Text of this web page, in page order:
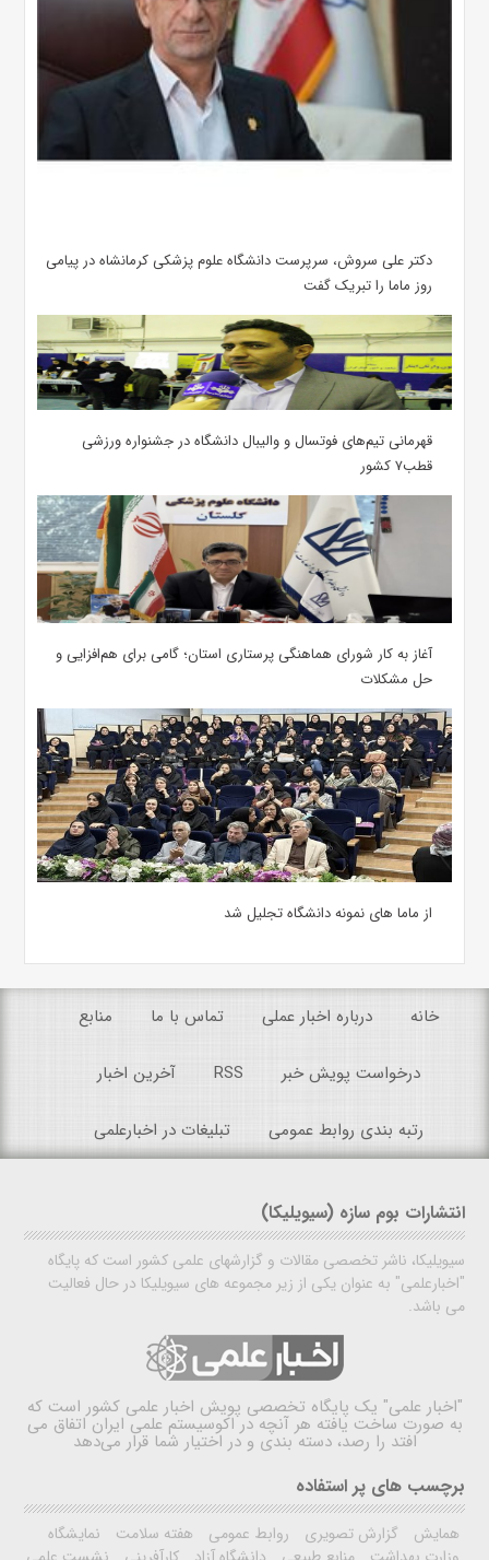
دکتر علی سروش، سرپرست دانشگاه علوم پزشکی کرمانشاه در پیامی
روز ماما را تبریک گفت
قهرمانی تیم‌های فوتسال و والیبال دانشگاه در جشنواره ورزشی
قطب۷ کشور
آغاز به کار شورای هماهنگی پرستاری استان؛ گامی برای هم‌افزایی و
حل مشکلات
از ماما های نمونه دانشگاه تجلیل شد
خانه درباره اخبار عملی تماس با ما منابع
درخواست پویش خبر RSS آخرین اخبار
رتبه بندی روابط عمومی تبلیغات در اخبارعلمی
انتشارات بوم سازه (سیویلیکا)
سیویلیکا، ناشر تخصصی مقالات و گزارشهای علمی کشور است که پایگاه
"اخبارعلمی" به عنوان یکی از زیر مجموعه های سیویلیکا در حال فعالیت
می باشد.
"اخبار علمی" یک پایگاه تخصصی پویش اخبار علمی کشور است که
به صورت ساخت یافته هر آنچه در اکوسیستم علمی ایران اتفاق می
افتد را رصد، دسته بندی و در اختیار شما قرار می‌دهد
برچسب های پر استفاده
همایش گزارش تصویری روابط عمومی هفته سلامت
نمایشگاه